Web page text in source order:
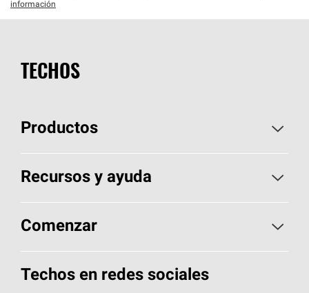
información
TECHOS
Productos
Elija sus tejas
Encuentre un contratista
Componentes para techos
Recursos y ayuda
Aspectos básicos sobre techos
Herramientas de diseño y color
Comenzar
Llame al 1-800-GET-PINK®
Techos en redes sociales